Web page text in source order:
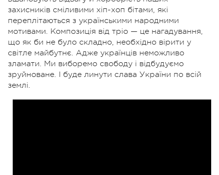
захисників сміливими хіп-хоп бітами, які
переплітаються з українськими народними
мотивами. Композиція від тріо — це нагадування,
що як би не було складно, необхідно вірити у
світле майбутнє. Адже українців неможливо
зламати. Ми виборемо свободу і відбудуємо
зруйноване. І буде линути слава України по всій
землі.